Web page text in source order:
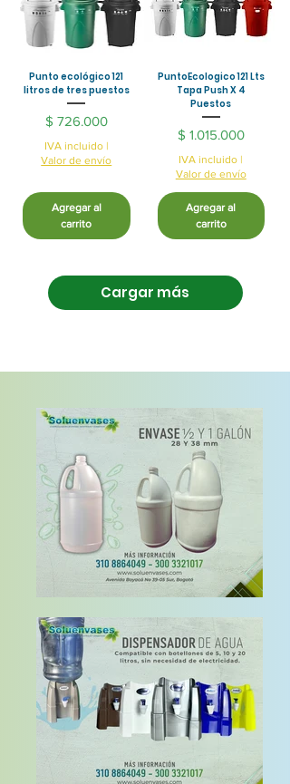
Punto ecológico 121
litros de tres puestos
Precio
$ 726.000
IVA incluido|
Valor de envío
Agregar al
carrito
PuntoEcologico 121 Lts
Tapa Push X 4
Puestos
Precio
$ 1.015.000
IVA incluido |
Valor de envío
Agregar al
carrito
Cargar más